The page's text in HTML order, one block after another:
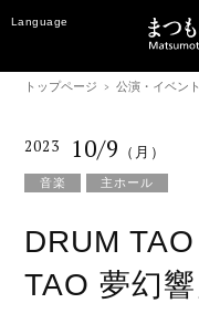
Language
トップページ 公演・イベント
2023 10/9 （月）
音楽 主ホール
DRUM
TAO 夢幻響